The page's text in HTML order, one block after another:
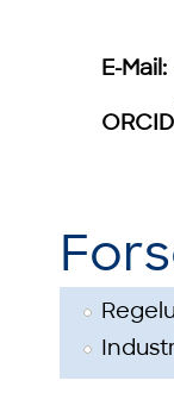
E-Mail: